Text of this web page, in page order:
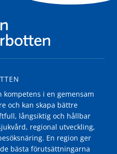
kompetens i en gemensam
och kan skapa bättre
långsiktig och hållbar
regional utveckling,
En region ger
bästa förutsättningarna